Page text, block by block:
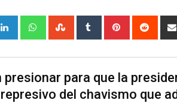
LinkedIn WhatsappStumbleUpon
Tumblr Pinterest Reddit
para que la
del chavismo que